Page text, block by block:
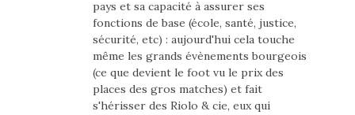
pays et sa capacité à assurer ses
fonctions de base (école, santé, justice,
sécurité, etc) : aujourd'hui cela touche
même les grands évènements bourgeois
(ce que devient le foot vu le prix des
places des gros matches) et fait
s'hérisser des Riolo & cie, eux qui